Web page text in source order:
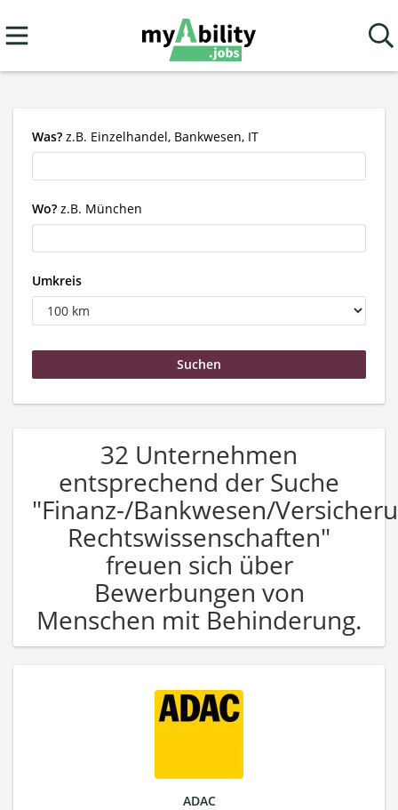
Was? z.B. Einzelhandel, Bankwesen, IT
Wo? z.B. München
Umkreis
32 Unternehmen
entsprechend der Suche
"Finanz-/Bankwesen/
Rechtswissenschaften"
freuen sich über
Bewerbungen von
Menschen mit Behinderung.
ADAC